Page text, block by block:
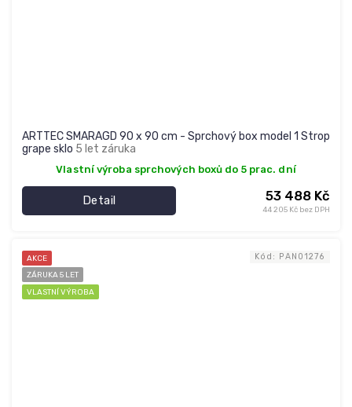
ARTTEC SMARAGD 90 x 90 cm - Sprchový box model 1 Strop
grape sklo 5 let záruka
Vlastní výroba sprchových boxů do 5 prac. dní
44 205 Kč bez DPH
53 488 Kč
Detail
AKCE
ZÁRUKA 5 LET
VLASTNÍ VÝROBA
Kód: PAN01276